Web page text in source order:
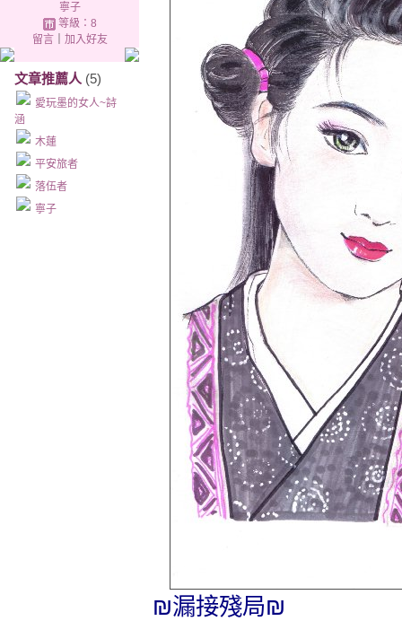
寧子
等級：8
留言｜ 加入好友
文章推薦人 (5)
愛玩墨的女人~詩
涵
木蓮
平安旅者
落伍者
寧子
₪漏接殘局₪